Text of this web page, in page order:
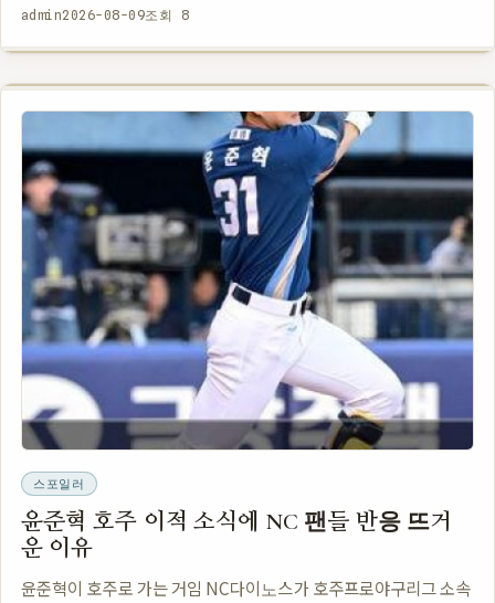
과적으…
admin2026-08-09조회 8
스포일러
윤준혁 호주 이적 소식에 NC 팬들 반응 뜨거
운 이유
윤준혁이 호주로 가는 거임 NC다이노스가 호주프로야구리그 소속